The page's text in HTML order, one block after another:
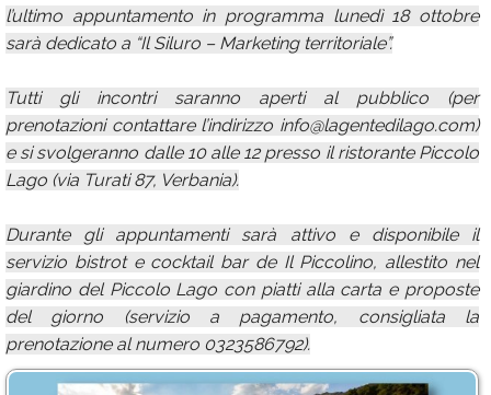
l’ultimo appuntamento in programma lunedì 18 ottobre
sarà dedicato a “Il Siluro – Marketing territoriale”.
Tutti gli incontri saranno aperti al pubblico (per
prenotazioni contattare l’indirizzo info@lagentedilago.com)
e si svolgeranno dalle 10 alle 12 presso il ristorante Piccolo
Lago (via Turati 87, Verbania).
Durante gli appuntamenti sarà attivo e disponibile il
servizio bistrot e cocktail bar de Il Piccolino, allestito nel
giardino del Piccolo Lago con piatti alla carta e proposte
del giorno (servizio a pagamento, consigliata la
prenotazione al numero 0323586792).